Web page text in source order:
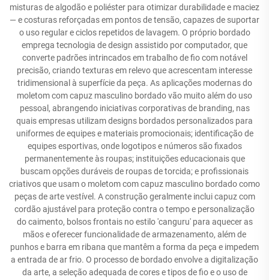
misturas de algodão e poliéster para otimizar durabilidade e maciez
— e costuras reforçadas em pontos de tensão, capazes de suportar
o uso regular e ciclos repetidos de lavagem. O próprio bordado
emprega tecnologia de design assistido por computador, que
converte padrões intrincados em trabalho de fio com notável
precisão, criando texturas em relevo que acrescentam interesse
tridimensional à superfície da peça. As aplicações modernas do
moletom com capuz masculino bordado vão muito além do uso
pessoal, abrangendo iniciativas corporativas de branding, nas
quais empresas utilizam designs bordados personalizados para
uniformes de equipes e materiais promocionais; identificação de
equipes esportivas, onde logotipos e números são fixados
permanentemente às roupas; instituições educacionais que
buscam opções duráveis de roupas de torcida; e profissionais
criativos que usam o moletom com capuz masculino bordado como
peças de arte vestível. A construção geralmente inclui capuz com
cordão ajustável para proteção contra o tempo e personalização
do caimento, bolsos frontais no estilo 'canguru' para aquecer as
mãos e oferecer funcionalidade de armazenamento, além de
punhos e barra em ribana que mantêm a forma da peça e impedem
a entrada de ar frio. O processo de bordado envolve a digitalização
da arte, a seleção adequada de cores e tipos de fio e o uso de